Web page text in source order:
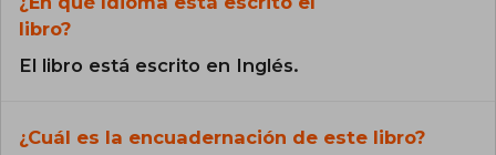
libro?
El libro está escrito en Inglés.
¿Cuál es la encuadernación de este libro?